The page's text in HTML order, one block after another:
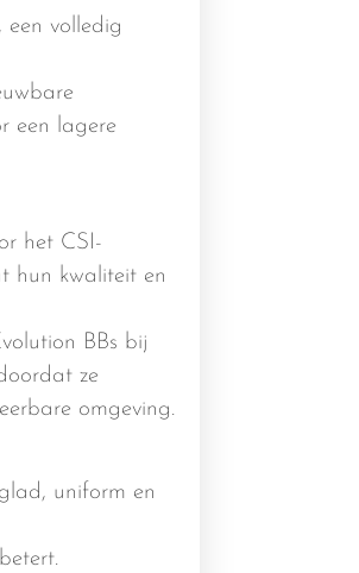
een volledig
een lagere
het CSI-
hun kwaliteit en
BBs bij
ze
omgeving.
uniform en